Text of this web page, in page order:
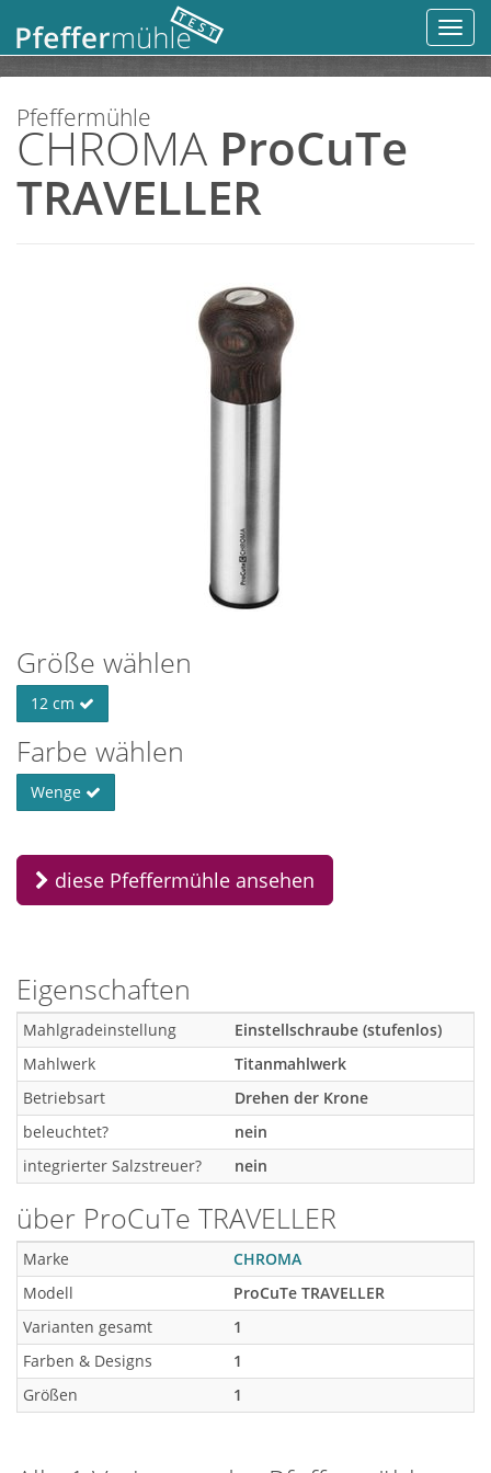
Pfeffermühle
CHROMA ProCuTe
TRAVELLER
Größe wählen
12 cm
Farbe wählen
Wenge
diese Pfeffermühle ansehen
Eigenschaften
Mahlgradeinstellung
Einstellschraube (stufenlos)
Mahlwerk
Titanmahlwerk
Betriebsart
Drehen der Krone
beleuchtet?
nein
integrierter Salzstreuer?
nein
über ProCuTe TRAVELLER
Marke
CHROMA
Modell
ProCuTe TRAVELLER
Varianten gesamt
1
Farben & Designs
1
Größen
1